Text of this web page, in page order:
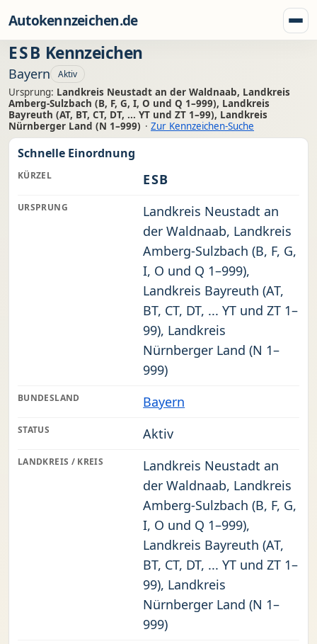
Autokennzeichen.de
ESB Kennzeichen
Bayern Aktiv
Ursprung: Landkreis Neustadt an der Waldnaab, Landkreis
Amberg-Sulzbach (B, F, G, I, O und Q 1–999), Landkreis
Bayreuth (AT, BT, CT, DT, ... YT und ZT 1–99), Landkreis
Nürnberger Land (N 1–999) · Zur Kennzeichen-Suche
Schnelle Einordnung
KÜRZEL ESB
URSPRUNG
Landkreis Neustadt an
der Waldnaab, Landkreis
Amberg-Sulzbach (B, F, G,
I, O und Q 1–999),
Landkreis Bayreuth (AT,
BT, CT, DT, ... YT und ZT 1–
99), Landkreis
Nürnberger Land (N 1–
999)
BUNDESLAND Bayern
STATUS Aktiv
LANDKREIS / KREIS
Landkreis Neustadt an
der Waldnaab, Landkreis
Amberg-Sulzbach (B, F, G,
I, O und Q 1–999),
Landkreis Bayreuth (AT,
BT, CT, DT, ... YT und ZT 1–
99), Landkreis
Nürnberger Land (N 1–
999)